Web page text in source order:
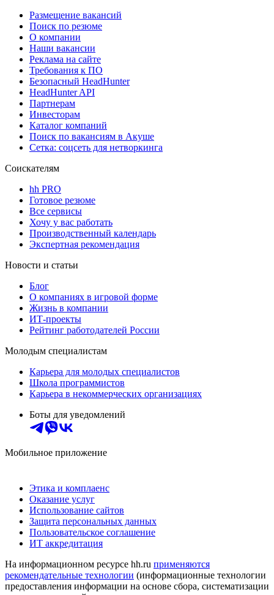
Размещение вакансий
Поиск по резюме
О компании
Наши вакансии
Реклама на сайте
Требования к ПО
Безопасный HeadHunter
HeadHunter API
Партнерам
Инвесторам
Каталог компаний
Поиск по вакансиям в Акуше
Сетка: соцсеть для нетворкинга
Соискателям
hh PRO
Готовое резюме
Все сервисы
Хочу у вас работать
Производственный календарь
Экспертная рекомендация
Новости и статьи
Блог
О компаниях в игровой форме
Жизнь в компании
ИТ-проекты
Рейтинг работодателей России
Молодым специалистам
Карьера для молодых специалистов
Школа программистов
Карьера в некоммерческих организациях
Боты для уведомлений
Мобильное приложение
Этика и комплаенс
Оказание услуг
Использование сайтов
Защита персональных данных
Пользовательское соглашение
ИТ аккредитация
На информационном ресурсе hh.ru применяются
рекомендательные технологии (информационные технологии
предоставления информации на основе сбора, систематизации